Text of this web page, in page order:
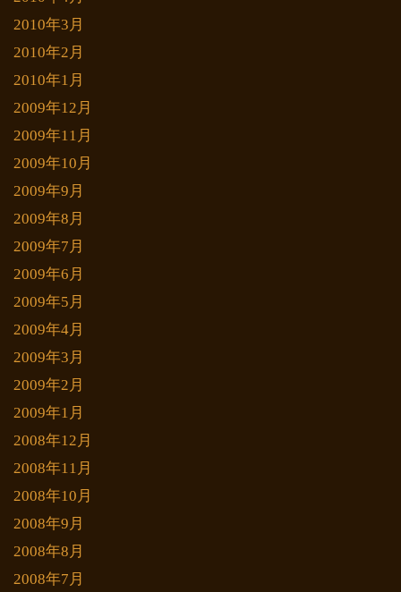
2010年3月
2010年2月
2010年1月
2009年12月
2009年11月
2009年10月
2009年9月
2009年8月
2009年7月
2009年6月
2009年5月
2009年4月
2009年3月
2009年2月
2009年1月
2008年12月
2008年11月
2008年10月
2008年9月
2008年8月
2008年7月